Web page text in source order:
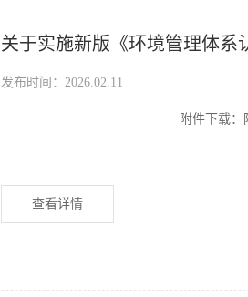
关于实施新版《环境管理体系
发布时间：2026.02.11
附件下载：附件1：
查看详情